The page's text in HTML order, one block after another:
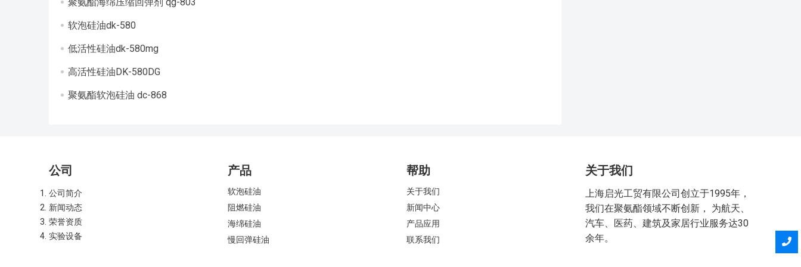
软泡硅油dk-580
低活性硅油dk-580mg
高活性硅油DK-580DG
聚氨酯软泡硅油 dc-868
公司
公司简介
新闻动态
荣誉资质
实验设备
产品
软泡硅油
阻燃硅油
海绵硅油
慢回弹硅油
帮助
关于我们
新闻中心
产品应用
联系我们
关于我们
上海启光工贸有限公司创立于1995年，
我们在聚氨酯领域不断创新， 为航天、
汽车、医药、建筑及家居行业服务达30
余年。